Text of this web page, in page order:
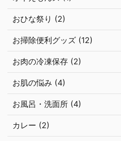
おひな祭り (2)
お掃除便利グッズ (12)
お肉の冷凍保存 (2)
お肌の悩み (4)
お風呂・洗面所 (4)
カレー (2)